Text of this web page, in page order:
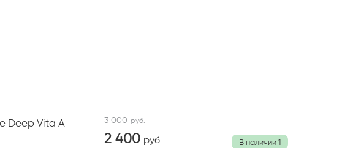
Deep Vita A
В наличии 1
3 000 руб.
2 400 руб.